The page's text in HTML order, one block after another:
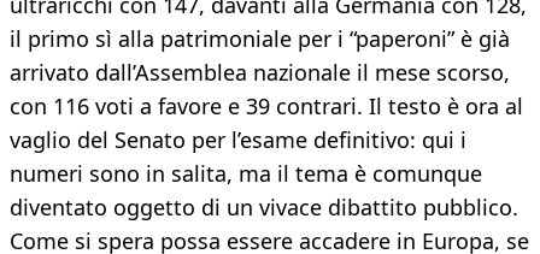
il primo sì alla patrimoniale per i “paperoni” è già
arrivato dall’Assemblea nazionale il mese scorso,
con 116 voti a favore e 39 contrari. Il testo è ora al
vaglio del Senato per l’esame definitivo: qui i
numeri sono in salita, ma il tema è comunque
diventato oggetto di un vivace dibattito pubblico.
Come si spera possa essere accadere in Europa, se